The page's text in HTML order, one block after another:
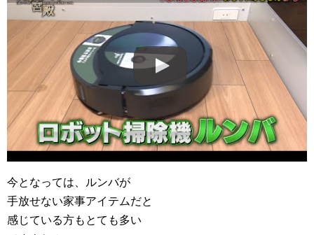
今となっては、ルンバが
手放せない家事アイテムだと
感じている方もとても多い